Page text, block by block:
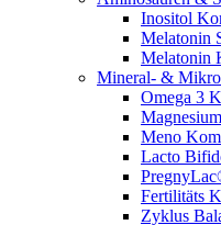
Inositol
Melatonin
Melatonin
Mineral- &
Omega 3
Meno
Lacto
Fertilitäts
Zyklus